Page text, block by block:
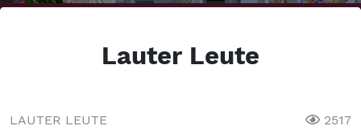
Lauter Leute
LAUTER LEUTE 2517